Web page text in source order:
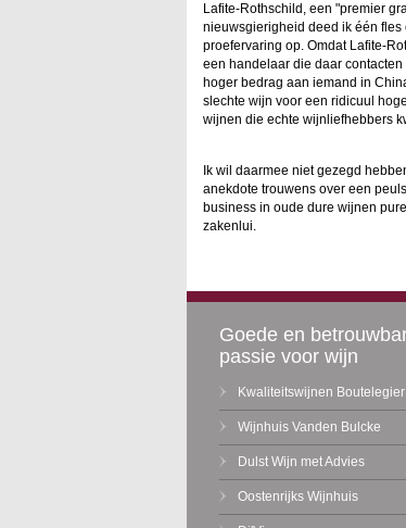
Lafite-Rothschild, een "premier
nieuwsgierigheid deed ik één fles
proefervaring op. Omdat Lafite-
een handelaar die daar
hoger bedrag aan iemand in
slechte wijn voor een ridicuul
wijnen die echte wijnliefhebbers
Ik wil daarmee niet gezegd
anekdote trouwens over een
business in oude dure wijnen
zakenlui.
Goede en
passie voor wijn
Kwaliteitswijnen Boutelegier
Wijnhuis Vanden Bulcke
Dulst Wijn met Advies
Oostenrijks Wijnhuis